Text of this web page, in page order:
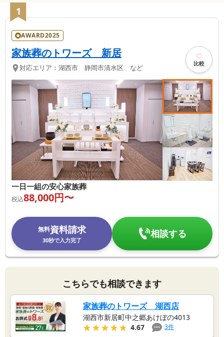
湖西市
1
AWARD2025
家族葬のトワーズ 新居
対応エリア： 湖西市 静岡市清水区 など 比較
一日一組の安心家族葬
税込88,000円〜
無料資料請求
30秒で入力完了
相談する
こちらでも相談できます
家族葬のトワーズ 湖西店
湖西市新居町中之郷あけぼの4013
★★★★★
★★★★★ 4.67 3件